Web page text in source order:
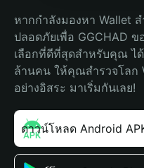
หากกำลังมองหา Wallet
ปลอดภัยเพื่อ GGCHAD
เลือกที่ดีที่สุดสำหรับคุณ ไ
ล้านคน ให้คุณสำรวจโลก
อย่างอิสระ มาเริ่มกันเลย!
ดาวน์โหลด Android